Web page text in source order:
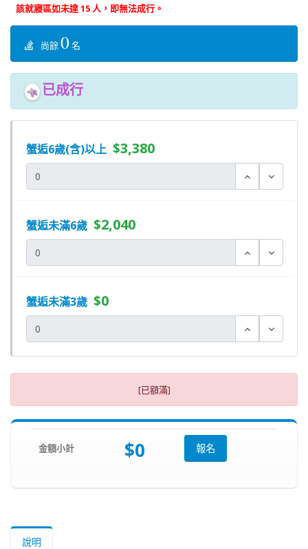
該就寢區如未達 15 人，即無法成行。
尚餘0名
已成行
蟹逅6歲(含)以上 $3,380
蟹逅未滿6歲 $2,040
蟹逅未滿3歲 $0
[已額滿]
金額小計 $0 報名
說明